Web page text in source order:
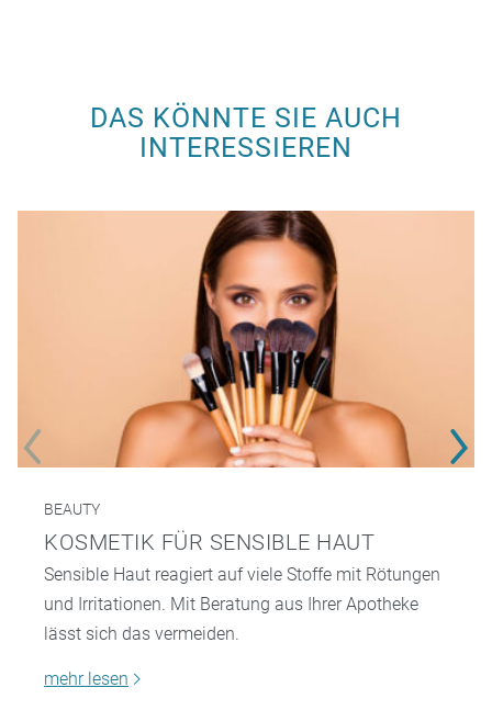
DAS KÖNNTE SIE AUCH
INTERESSIEREN
BEAUTY
KOSMETIK FÜR SENSIBLE HAUT
Sensible Haut reagiert auf viele Stoffe mit Rötungen
und Irritationen. Mit Beratung aus Ihrer Apotheke
lässt sich das vermeiden.
mehr lesen